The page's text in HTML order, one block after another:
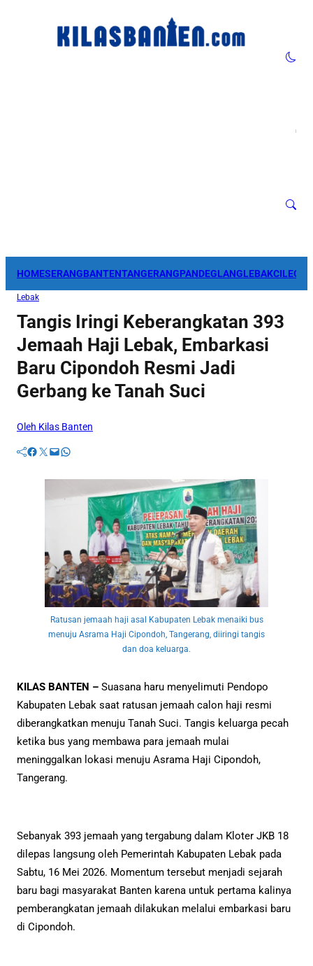
HOMESERANGBANTENTANGERANGPANDEGLANGLEBAK
Lebak
Tangis Iringi Keberangkatan 393
Jemaah Haji Lebak, Embarkasi
Baru Cipondoh Resmi Jadi
Gerbang ke Tanah Suci
Oleh Kilas Banten
Facebook Twitter Mail WhatsApp
Ratusan jemaah haji asal Kabupaten Lebak menaiki bus
menuju Asrama Haji Cipondoh, Tangerang, diiringi tangis
dan doa keluarga.
KILAS BANTEN – Suasana haru menyelimuti Pendopo
Kabupaten Lebak saat ratusan jemaah calon haji resmi
diberangkatkan menuju Tanah Suci. Tangis keluarga pecah
ketika bus yang membawa para jemaah mulai
meninggalkan lokasi menuju Asrama Haji Cipondoh,
Tangerang.
Sebanyak 393 jemaah yang tergabung dalam Kloter JKB 18
dilepas langsung oleh Pemerintah Kabupaten Lebak pada
Sabtu, 16 Mei 2026. Momentum tersebut menjadi sejarah
baru bagi masyarakat Banten karena untuk pertama kalinya
pemberangkatan jemaah dilakukan melalui embarkasi baru
di Cipondoh.